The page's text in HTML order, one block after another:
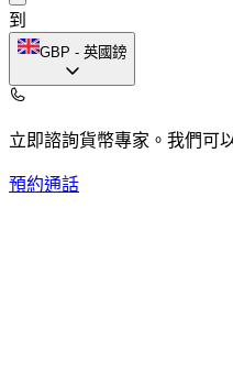
到
GBP - 英國鎊
立即諮詢貨幣專家。 我們可
預約通話